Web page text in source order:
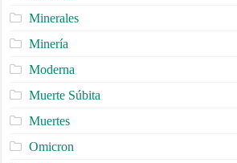
Minerales
Minería
Moderna
Muerte Súbita
Muertes
Omicron